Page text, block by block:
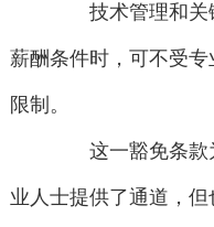
技术管理和关
薪酬条件时，可不受
限制。
这一豁免条款
业人士提供了通道，